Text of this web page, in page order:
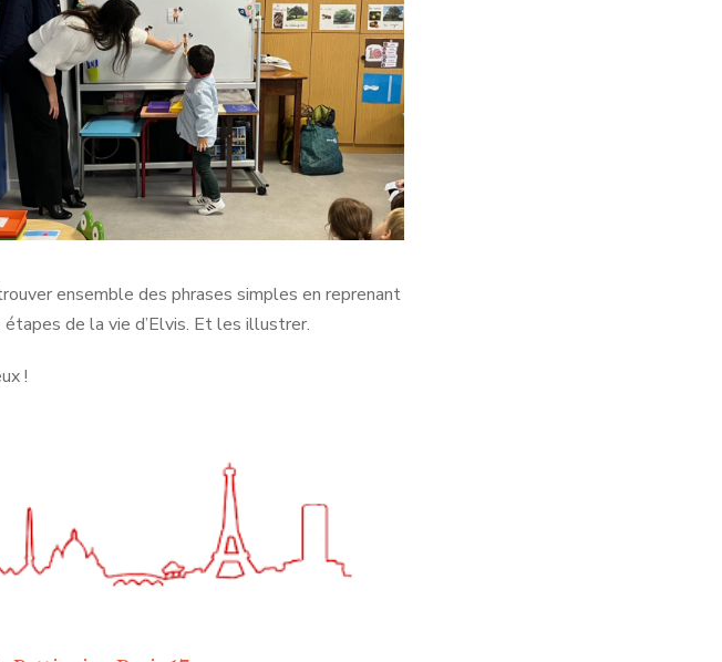
ensemble des phrases simples en reprenant
de la vie d’Elvis. Et les illustrer.
!